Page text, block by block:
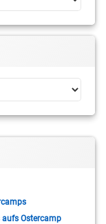
Ostercamp